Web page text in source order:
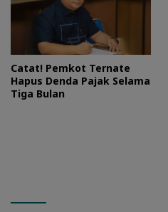
Catat! Pemkot Ternate
Hapus Denda Pajak Selama
Tiga Bulan